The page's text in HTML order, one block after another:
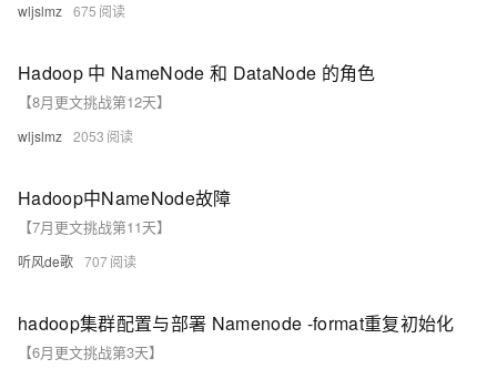
wljslmz 675
Hadoop 中 NameNode 和 DataNode 的角色
【8月更文挑战第12天】
wljslmz 2053
Hadoop中NameNode故障
【7月更文挑战第11天】
听风de歌 707
hadoop集群配置与部署 Namenode -format重复初始化
【6月更文挑战第3天】